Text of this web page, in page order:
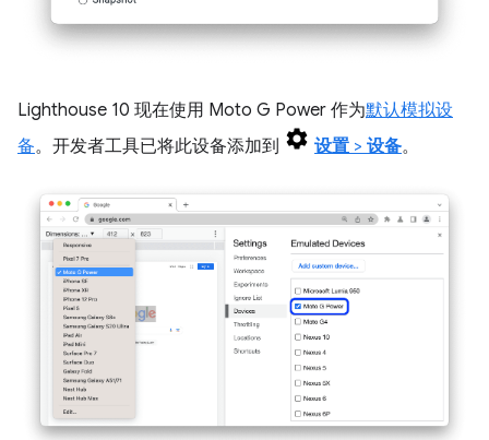
Lighthouse 10 现在使用 Moto G Power 作为默认模拟设
备。开发者工具已将此设备添加到 设置 > 设备。